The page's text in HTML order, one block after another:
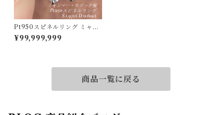
Pt950スピネルリング ミャン
マー・モゴック産 スピネル 1.
97ct ダイヤモンド 0.60ct【P
¥99,999,999
商品一覧に戻る